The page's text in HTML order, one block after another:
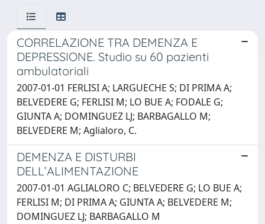
CORRELAZIONE TRA DEMENZA E
DEPRESSIONE. Studio su 60 pazienti
ambulatoriali
2007-01-01 FERLISI A; LARGUECHE S; DI PRIMA A;
BELVEDERE G; FERLISI M; LO BUE A; FODALE G;
GIUNTA A; DOMINGUEZ LJ; BARBAGALLO M;
BELVEDERE M; Aglialoro, C.
DEMENZA E DISTURBI
DELL’ALIMENTAZIONE
2007-01-01 AGLIALORO C; BELVEDERE G; LO BUE A;
FERLISI M; DI PRIMA A; GIUNTA A; BELVEDERE M;
DOMINGUEZ LJ; BARBAGALLO M